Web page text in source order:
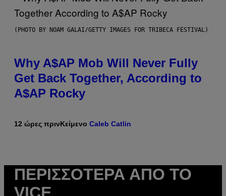
(PHOTO BY NOAM GALAI/GETTY IMAGES FOR TRIBECA FESTIVAL)
Why A$AP Mob Will Never Fully
Get Back Together, According to
A$AP Rocky
12 ώρες πρινΚείμενο Caleb Catlin
ΠΕΡΙΣΣΌΤΕΡΑ ΑΠΌ ΤΟ
VICE